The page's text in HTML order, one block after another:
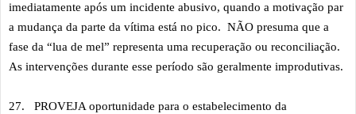
imediatamente após um incidente abusivo, quando a motivação par
a mudança da parte da vítima está no pico. NÃO presuma que a
fase da “lua de mel” representa uma recuperação ou reconciliação.
As intervenções durante esse período são geralmente improdutivas.
27.
PROVEJA oportunidade para o estabelecimento da